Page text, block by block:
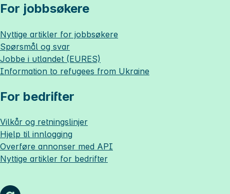
For jobbsøkere
Nyttige artikler for jobbsøkere
Spørsmål og svar
Jobbe i utlandet (EURES)
Information to refugees from Ukraine
For bedrifter
Vilkår og retningslinjer
Hjelp til innlogging
Overføre annonser med API
Nyttige artikler for bedrifter